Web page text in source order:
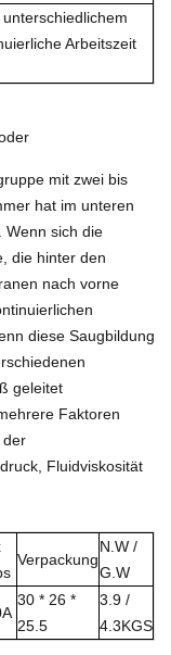
Arbeitszeit
mit zwei bis
hat im unteren
Wenn sich die
die hinter den
nach vorne
diese Saugbildung
geleitet
Faktoren
der
Fluidviskosität
Verpackung
N.W /
G.W
30 * 26 *
25.5
3.9 /
4.3KGS